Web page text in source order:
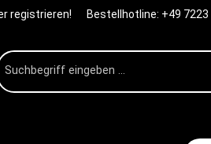
registrieren! Bestellhotline: +49 7223